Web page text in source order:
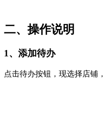
二、操作说明
1、添加待办
点击待办按钮，现选择店铺